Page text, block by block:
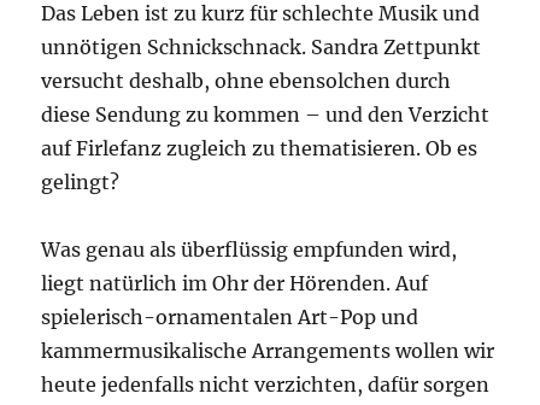
Das Leben ist zu kurz für schlechte Musik und
unnötigen Schnickschnack. Sandra Zettpunkt
versucht deshalb, ohne ebensolchen durch
diese Sendung zu kommen – und den Verzicht
auf Firlefanz zugleich zu thematisieren. Ob es
gelingt?
Was genau als überflüssig empfunden wird,
liegt natürlich im Ohr der Hörenden. Auf
spielerisch-ornamentalen Art-Pop und
kammermusikalische Arrangements wollen wir
heute jedenfalls nicht verzichten, dafür sorgen